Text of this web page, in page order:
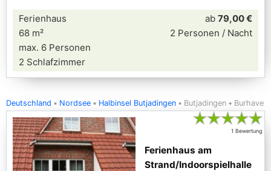
Ferienhaus
68 m²
max. 6 Personen
2 Schlafzimmer
ab 79,00 €
2 Personen / Nacht
Deutschland Nordsee Halbinsel Butjadingen Butjadingen Burhave
★★★★★
1 Bewertung
Ferienhaus am
Strand/Indoorspielhalle